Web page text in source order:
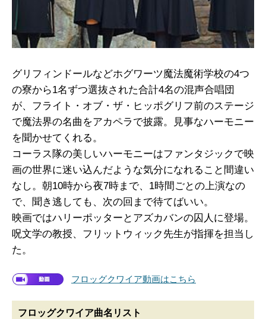
グリフィンドールなどホグワーツ魔法魔術学校の4つ
の寮から1名ずつ選抜された合計4名の混声合唱団
が、フライト・オブ・ザ・ヒッポグリフ前のステージ
で魔法界の名曲をアカペラで披露。見事なハーモニー
を聞かせてくれる。
コーラス隊の美しいハーモニーはファンタジックで映
画の世界に迷い込んだような気分になれること間違い
なし。朝10時から夜7時まで、1時間ごとの上演なの
で、聞き逃しても、次の回まで待てばいい。
映画ではハリーポッターとアズカバンの囚人に登場。
呪文学の教授、フリットウィック先生が指揮を担当し
た。
フロッグクワイア動画はこちら
フロッグクワイア曲名リスト